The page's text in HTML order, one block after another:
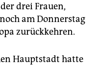
drei Frauen,
am Donnerstag
zurückkehren.
Hauptstadt hatte